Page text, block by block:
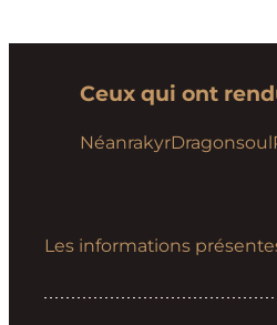
Ceux qui ont
NéanrakyrDragonsoul
Les informations